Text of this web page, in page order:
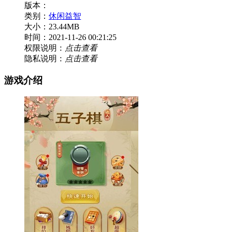
版本：
类别： 休闲益智
大小：23.44MB
时间：2021-11-26 00:21:25
权限说明： 点击查看
隐私说明： 点击查看
游戏介绍